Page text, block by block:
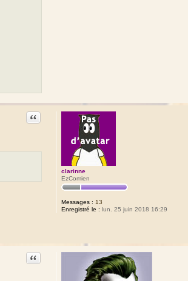
clarinne
EzComien
Messages : 13
Enregistré le : lun. 25 juin 2018 16:29
Citation
Citation